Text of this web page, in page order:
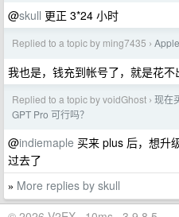
@skull 更正 3*24 小时
Replied to a topic by ming7435 ›
我也是，钱充到帐号了，就是花
Replied to a topic by voidGhost › 现在
GPT Pro 可行吗？
@indiemaple 买来 plus 后，想升
过去了
» More replies by skull